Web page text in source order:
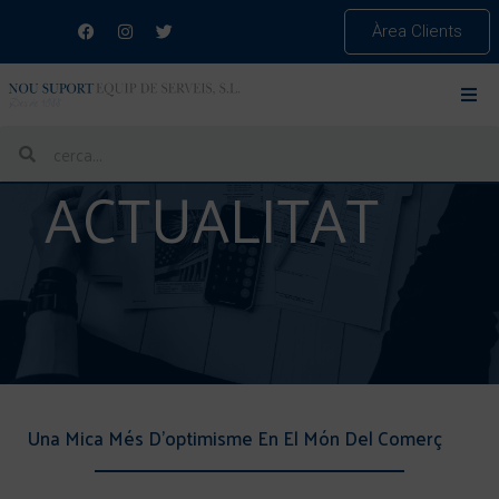
Àrea Clients
ACTUALITAT
Una Mica Més D’optimisme En El Món Del Comerç